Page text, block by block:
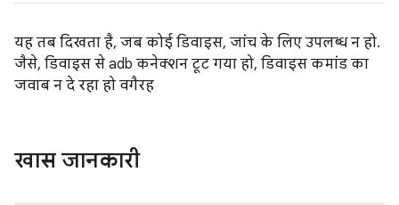
यह तब दिखता है, जब कोई डिवाइस, जांच के लिए उपलब्ध न हो.
जैसे, डिवाइस से adb कनेक्शन टूट गया हो, डिवाइस कमांड का
जवाब न दे रहा हो वगैरह
खास जानकारी